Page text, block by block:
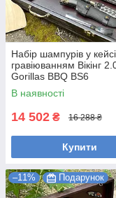
Набір шампурів у
гравіюванням Вікінг
Gorillas BBQ BS6
В наявності
14 502 ₴ 16 288 ₴
Купити
–11% Подарунок